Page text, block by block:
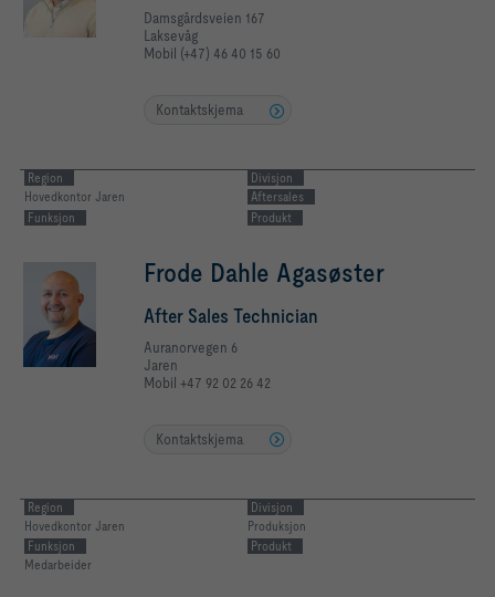
Damsgårdsveien 167
Laksevåg
Mobil (+47) 46 40 15 60
Kontaktskjema
Region
Hovedkontor Jaren
Divisjon
Aftersales
Funksjon
Produkt
Frode Dahle Agasøster
After Sales Technician
Auranorvegen 6
Jaren
Mobil +47 92 02 26 42
Kontaktskjema
Region
Hovedkontor Jaren
Divisjon
Produksjon
Funksjon
Medarbeider
Produkt